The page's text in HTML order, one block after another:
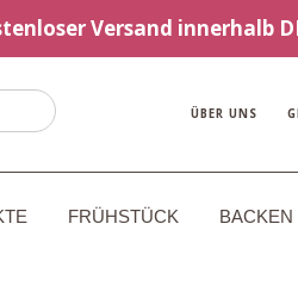
Versand innerhalb
ÜBER UNS
FRÜHSTÜCK BACKEN